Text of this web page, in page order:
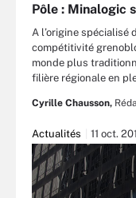
Pôle : Minalogic
A l’origine spécialisé
compétitivité
monde plus
filière régionale en
Cyrille Chausson,
Actualités 11 oct.